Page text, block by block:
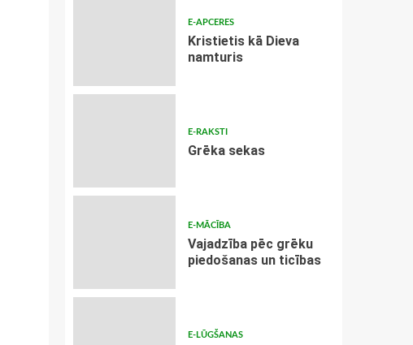
E-APCERES
Kristietis kā Dieva
namturis
E-RAKSTI
Grēka sekas
E-MĀCĪBA
Vajadzība pēc grēku
piedošanas un ticības
E-LŪGŠANAS